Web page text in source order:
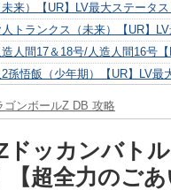
来）【UR】LV最大ステータ
トランクス（未来）【UR】
人間17＆18号/人造人間16号
孫悟飯（少年期）【UR】LV最
人間18号【UR】LV最大ステー
ン【UR】LV最大ステータス
間16号【UR】LV最大ステータ
ゴンボールZ DB 攻略
ドッカンバト
【超全力のご